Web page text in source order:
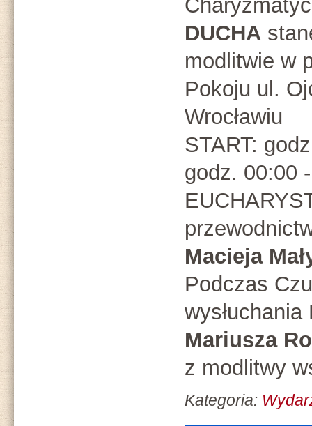
DUCHA
modlitwie w
Pokoju ul.
Wrocławiu
START:
godz. 00:00
Macieja
Podczas
Mariusza
z modlitwy
Kategoria: